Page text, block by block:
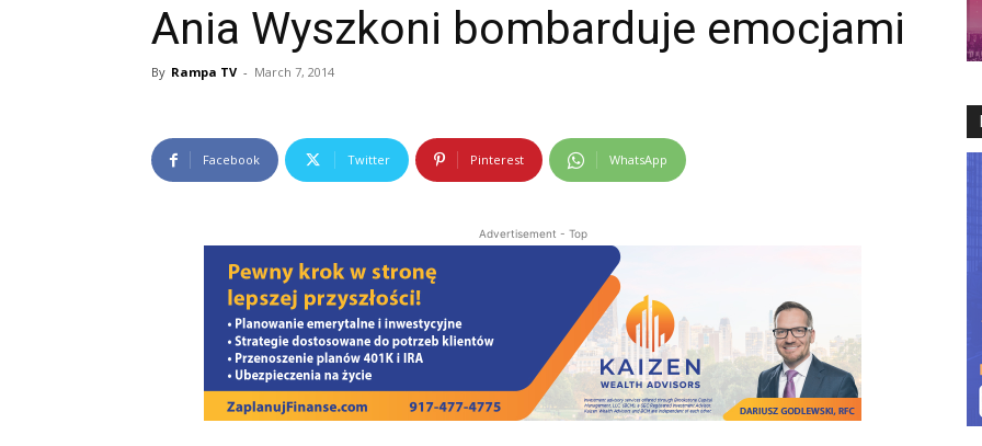
Ania Wyszkoni bombarduje emocjami
By Rampa TV - March 7, 2014
Facebook Twitter Pinterest WhatsApp
Advertisement - Top